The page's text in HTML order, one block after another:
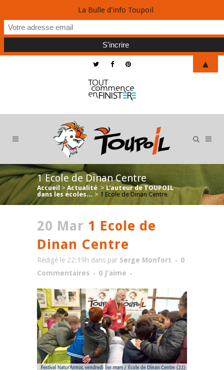
1 Ecole de Dinan Centre
Accueil > Actualité > L'auteur de TOUPOIL
dans les écoles… > 1 Ecole de Dinan Centre
20 Mar 1 Ecole de
Dinan Centre
Rédigé le 22:19h dans par Serge Monfort
0
Commentaires
0 J'aime
La Bulle d'info Toupoil
▲